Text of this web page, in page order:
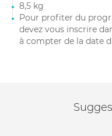
8,5 kg
Pour profiter du
devez vous inscrire
à compter de la date